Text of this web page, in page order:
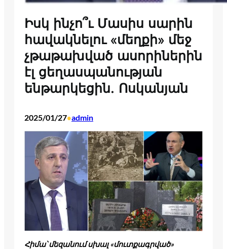
Իսկ ինչո՞ւ Մասիս սարին
հավակնելու «մեղքի» մեջ
չթաթախված ասորիներին
էլ ցեղասպանության
ենթարկեցին. Ոսկանյան
2025/01/27•admin
Հիմա՝ մեզանում սխալ «մուտքագրված»